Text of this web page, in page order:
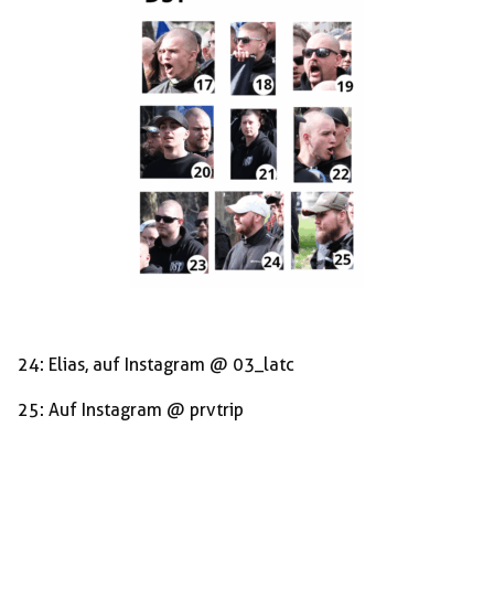
24: Elias, auf Instagram @ 03_latc
25: Auf Instagram @ prvtrip